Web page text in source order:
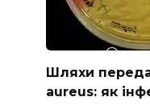
Шляхи
aureus: як